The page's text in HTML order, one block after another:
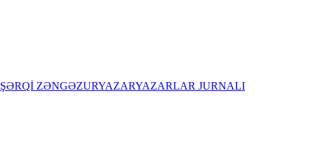
ŞƏRQİ ZƏNGƏZURYAZARYAZARLAR JURNALI